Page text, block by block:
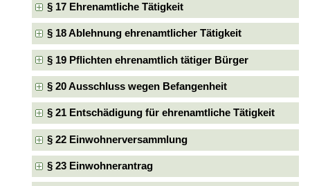
§ 17 Ehrenamtliche Tätigkeit
§ 18 Ablehnung ehrenamtlicher Tätigkeit
§ 19 Pflichten ehrenamtlich tätiger Bürger
§ 20 Ausschluss wegen Befangenheit
§ 21 Entschädigung für ehrenamtliche Tätigkeit
§ 22 Einwohnerversammlung
§ 23 Einwohnerantrag